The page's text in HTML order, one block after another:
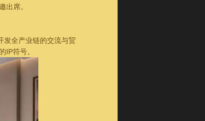
出席。
全产业链的交流与贸
IP符号。